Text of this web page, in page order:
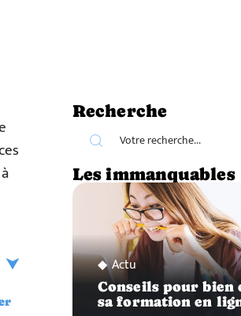
Recherche
Les immanquables
Actu
Conseils pour bien
sa formation en